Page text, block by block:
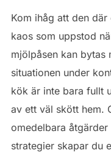
Kom ihåg att den
kaos som uppstod
mjölpåsen kan bytas
situationen under
kök är inte bara fullt
av ett väl skött hem.
omedelbara
strategier skapar du